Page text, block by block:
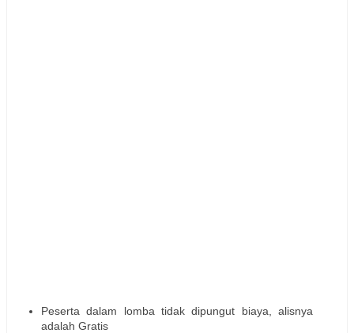
Peserta dalam lomba tidak dipungut biaya, alisnya
adalah Gratis